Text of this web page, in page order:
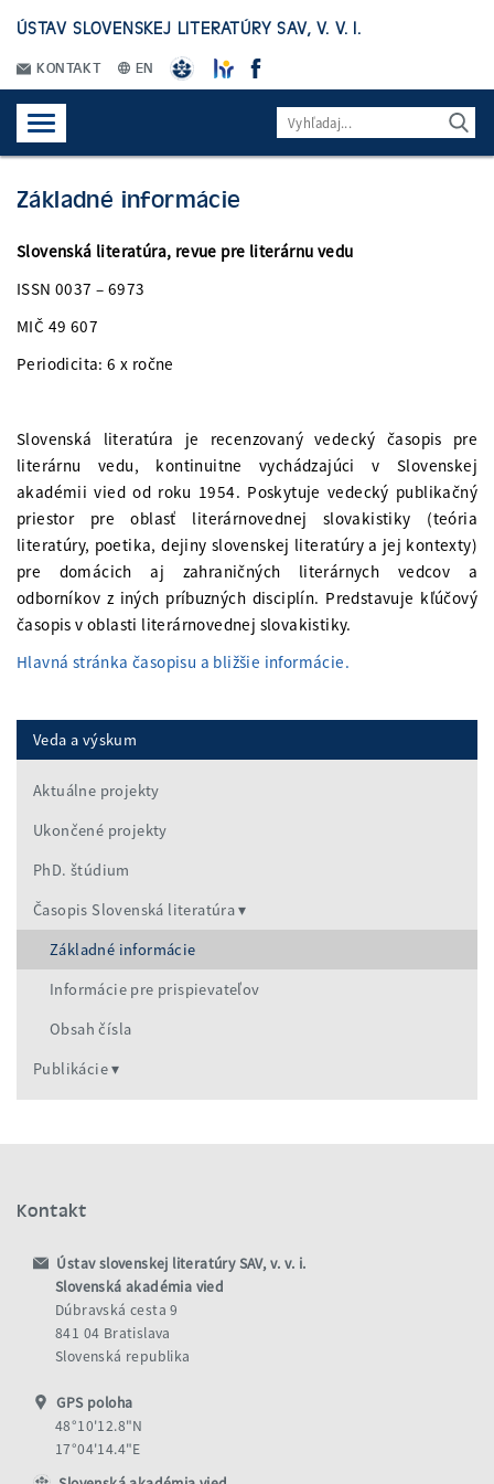
ÚSTAV SLOVENSKEJ LITERATÚRY SAV, V. V. I.
KONTAKT EN
Základné informácie
Slovenská literatúra, revue pre literárnu vedu
ISSN 0037 – 6973
MIČ 49 607
Periodicita: 6 x ročne
Slovenská literatúra je recenzovaný vedecký časopis pre
literárnu vedu, kontinuitne vychádzajúci v Slovenskej
akadémii vied od roku 1954. Poskytuje vedecký publikačný
priestor pre oblasť literárnovednej slovakistiky (teória
literatúry, poetika, dejiny slovenskej literatúry a jej kontexty)
pre domácich aj zahraničných literárnych vedcov a
odborníkov z iných príbuzných disciplín. Predstavuje kľúčový
časopis v oblasti literárnovednej slovakistiky.
Hlavná stránka časopisu a bližšie informácie.
Veda a výskum
Aktuálne projekty
Ukončené projekty
PhD. štúdium
Časopis Slovenská literatúra
Základné informácie
Informácie pre prispievateľov
Obsah čísla
Publikácie
Kontakt
Ústav slovenskej literatúry SAV, v. v. i.
Slovenská akadémia vied
Dúbravská cesta 9
841 04 Bratislava
Slovenská republika
GPS poloha
48°10'12.8"N
17°04'14.4"E